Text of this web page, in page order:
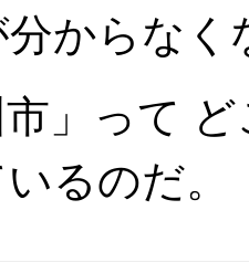
分からな
市」って
るのだ。